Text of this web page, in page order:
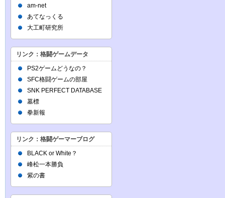
am-net
あてなっくる
大工町研究所
リンク：格闘ゲームデータ
PS2ゲームどうなの？
SFC格闘ゲームの部屋
SNK PERFECT DATABASE
墓標
拳新報
リンク：格闘ゲーマーブログ
BLACK or White？
峰松一本勝負
紫の書